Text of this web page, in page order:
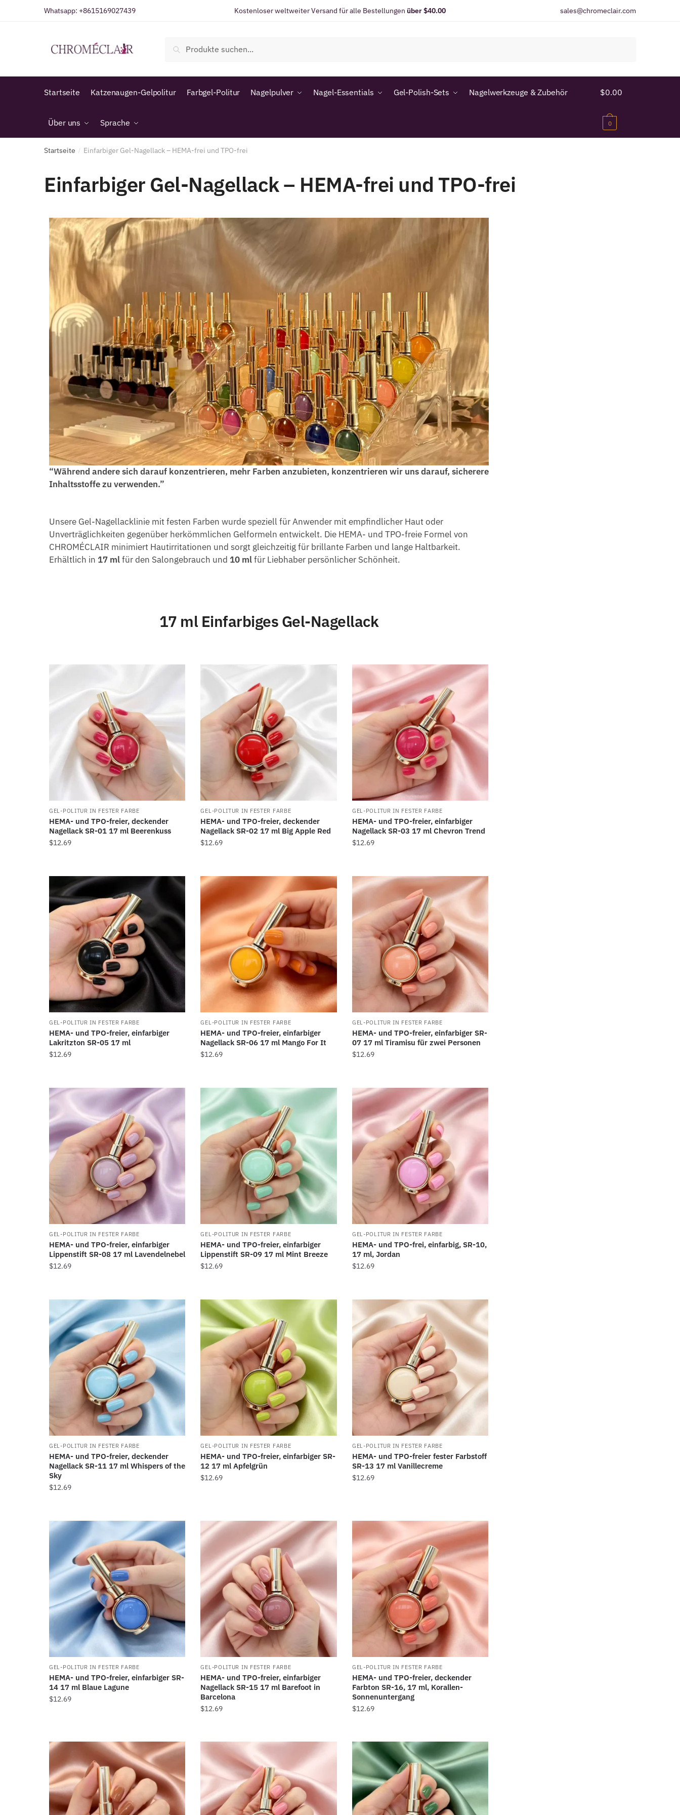
Whatsapp: +8615169027439 Kostenloser weltweiter Versand für alle Bestellungen über $40.00 sales@chromeclair.com
Suche
Startseite Katzenaugen-Gelpolitur Farbgel-Politur Nagelpulver Nagel-Essentials Gel-Polish-Sets Nagelwerkzeuge & Zubehör
Über uns Sprache
$0.00
0
Startseite / Einfarbiger Gel-Nagellack – HEMA-frei und TPO-frei
Einfarbiger Gel-Nagellack – HEMA-frei und TPO-frei
“Während andere sich darauf konzentrieren, mehr Farben anzubieten, konzentrieren wir uns darauf, sicherere
Inhaltsstoffe zu verwenden.”
Unsere Gel-Nagellacklinie mit festen Farben wurde speziell für Anwender mit empfindlicher Haut oder
Unverträglichkeiten gegenüber herkömmlichen Gelformeln entwickelt. Die HEMA- und TPO-freie Formel von
CHROMÉCLAIR minimiert Hautirritationen und sorgt gleichzeitig für brillante Farben und lange Haltbarkeit.
Erhältlich in 17 mlfür den Salongebrauch und 10 mlfür Liebhaber persönlicher Schönheit.
17 ml Einfarbiges Gel-Nagellack
GEL-POLITUR IN FESTER FARBE
HEMA- und TPO-freier, deckender
Nagellack SR-01 17 ml Beerenkuss
$12.69
GEL-POLITUR IN FESTER FARBE
HEMA- und TPO-freier, deckender
Nagellack SR-02 17 ml Big Apple Red
$12.69
GEL-POLITUR IN FESTER FARBE
HEMA- und TPO-freier, einfarbiger
Nagellack SR-03 17 ml Chevron Trend
$12.69
GEL-POLITUR IN FESTER FARBE
HEMA- und TPO-freier, einfarbiger
Lakritzton SR-05 17 ml
$12.69
GEL-POLITUR IN FESTER FARBE
HEMA- und TPO-freier, einfarbiger
Nagellack SR-06 17 ml Mango For It
$12.69
GEL-POLITUR IN FESTER FARBE
HEMA- und TPO-freier, einfarbiger SR-
07 17 ml Tiramisu für zwei Personen
$12.69
GEL-POLITUR IN FESTER FARBE
HEMA- und TPO-freier, einfarbiger
Lippenstift SR-08 17 ml Lavendelnebel
$12.69
GEL-POLITUR IN FESTER FARBE
HEMA- und TPO-freier, einfarbiger
Lippenstift SR-09 17 ml Mint Breeze
$12.69
GEL-POLITUR IN FESTER FARBE
HEMA- und TPO-frei, einfarbig, SR-10,
17 ml, Jordan
$12.69
GEL-POLITUR IN FESTER FARBE
HEMA- und TPO-freier, deckender
Nagellack SR-11 17 ml Whispers of the
Sky
$12.69
GEL-POLITUR IN FESTER FARBE
HEMA- und TPO-freier, einfarbiger SR-
12 17 ml Apfelgrün
$12.69
GEL-POLITUR IN FESTER FARBE
HEMA- und TPO-freier fester Farbstoff
SR-13 17 ml Vanillecreme
$12.69
GEL-POLITUR IN FESTER FARBE
HEMA- und TPO-freier, einfarbiger SR-
14 17 ml Blaue Lagune
$12.69
GEL-POLITUR IN FESTER FARBE
HEMA- und TPO-freier, einfarbiger
Nagellack SR-15 17 ml Barefoot in
Barcelona
$12.69
GEL-POLITUR IN FESTER FARBE
HEMA- und TPO-freier, deckender
Farbton SR-16, 17 ml, Korallen-
Sonnenuntergang
$12.69